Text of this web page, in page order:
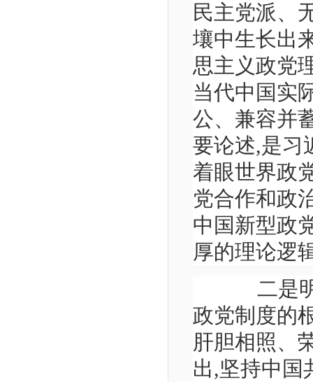
民主党派、
壤中生长出
思主义政党
当代中国实
公、兼容并
要论述,是习
着眼世界政
党合作和政
中国新型政
厚的理论逻
二是明
政党制度的
肝胆相照、
出,坚持中国